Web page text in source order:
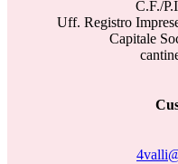
C.F./
Uff. Registro
Capitale